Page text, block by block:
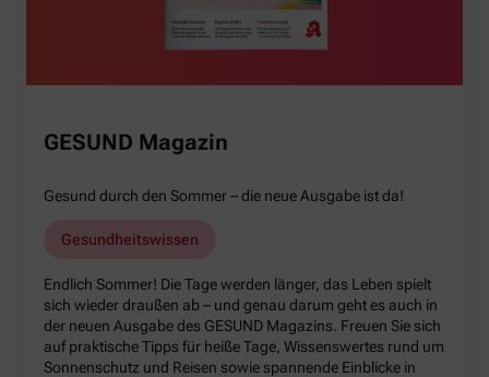
GESUND Magazin
Gesund durch den Sommer – die neue Ausgabe ist da!
Gesundheitswissen
Endlich Sommer! Die Tage werden länger, das Leben spielt
sich wieder draußen ab – und genau darum geht es auch in
der neuen Ausgabe des GESUND Magazins. Freuen Sie sich
auf praktische Tipps für heiße Tage, Wissenswertes rund um
Sonnenschutz und Reisen sowie spannende Einblicke in